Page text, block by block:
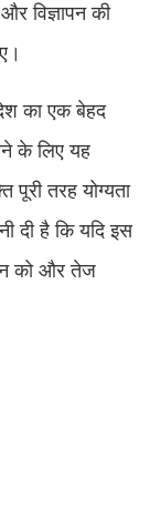
विज्ञापन की
देश का एक बेहद
के लिए यह
तरह योग्यता
दी है कि यदि इस
को और तेज